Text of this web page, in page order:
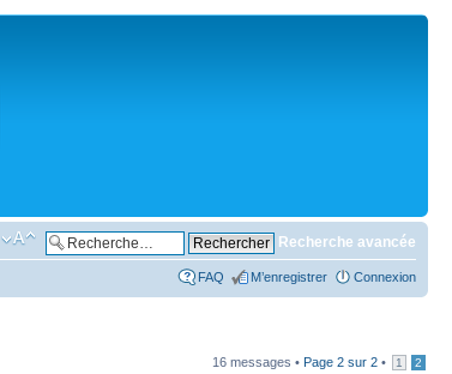
Recherche avancée
FAQ M’enregistrer Connexion
16 messages • Page 2 sur 2 • 1 2